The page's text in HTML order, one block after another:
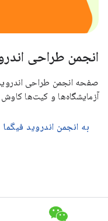
انجمن طراحی
صفحه انجمن طراحی
آزمایشگاه‌ها و کیت‌ها کاوش
به انجمن اندروید فیگما